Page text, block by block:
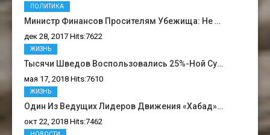
Министр Финансов Просителям Убежища: Не …
дек 28, 2017 Hits:7622
ПОЛИТИКА
Тысячи Шведов Воспользовались 25%-Ной Су…
мая 17, 2018 Hits:7610
ЖИЗНЬ
Один Из Ведущих Лидеров Движения «Хабад»…
окт 22, 2018 Hits:7462
ЖИЗНЬ